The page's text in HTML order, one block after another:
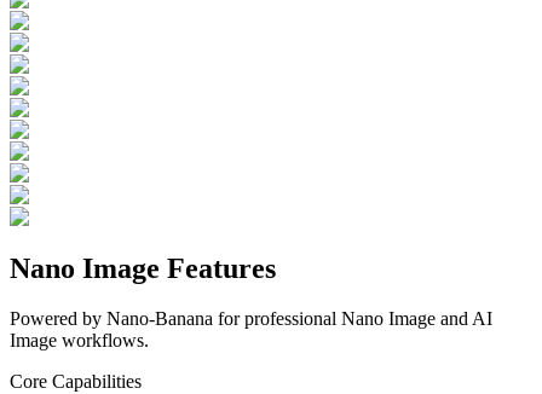
Nano Image Features
Powered by Nano-Banana for professional Nano Image and AI
Image workflows.
Core Capabilities